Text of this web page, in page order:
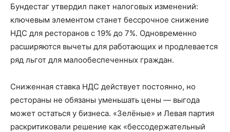
Бундестаг утвердил пакет налоговых изменений:
ключевым элементом станет бессрочное снижение
НДС для ресторанов с 19% до 7%. Одновременно
расширяются вычеты для работающих и продлевается
ряд льгот для малообеспеченных граждан.
Сниженная ставка НДС действует постоянно, но
рестораны не обязаны уменьшать цены — выгода
может остаться у бизнеса. «Зелёные» и Левая партия
раскритиковали решение как «бессодержательный